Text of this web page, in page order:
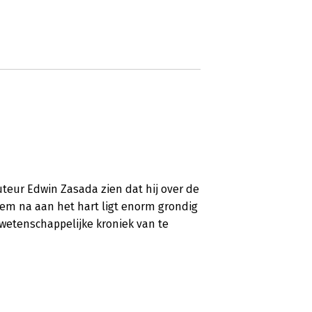
Edwin Zasada zien dat hij over de
na aan het hart ligt enorm grondig
kroniek van te